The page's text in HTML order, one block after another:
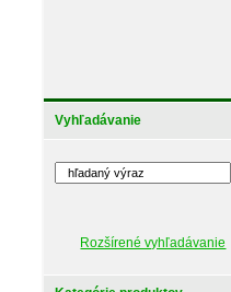
Vyhľadávanie
Rozšírené vyhľadávanie